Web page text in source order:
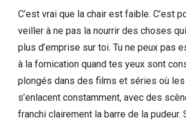
C’est vrai que la chair est faible. C’est
veiller à ne pas la nourrir des choses
plus d’emprise sur toi. Tu ne peux pas
à la fornication quand tes yeux sont
plongés dans des films et séries où les
s’enlacent constamment, avec des
franchi clairement la barre de la pudeur.